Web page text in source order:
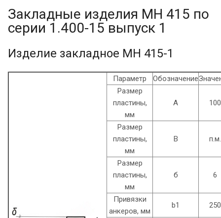
Закладные изделия МН 415 по
серии 1.400-15 выпуск 1
Изделие закладное МН 415-1
Параметр Обозначение
Размер
пластины,
мм
А 100
Размер
пластины,
мм
B п.м.
Размер
пластины,
мм
б 6
Привязки
анкеров, мм
b1 250